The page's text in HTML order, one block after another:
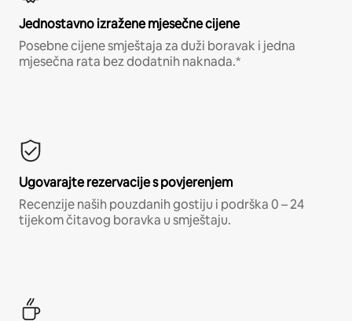
Jednostavno izražene mjesečne cijene
Posebne cijene smještaja za duži boravak i jedna
mjesečna rata bez dodatnih naknada.*
Ugovarajte rezervacije s povjerenjem
Recenzije naših pouzdanih gostiju i podrška 0 – 24
tijekom čitavog boravka u smještaju.